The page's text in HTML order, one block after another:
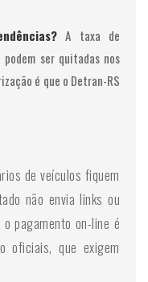
A taxa de
ser quitadas nos
é que o Detran-RS
de veículos fiquem
não envia links ou
pagamento on-line é
que exigem